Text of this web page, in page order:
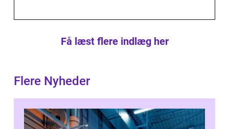
Få læst flere indlæg her
Flere Nyheder